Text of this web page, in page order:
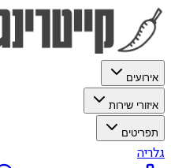
אירועים
איזורי שירות
תפריטים
גלריה